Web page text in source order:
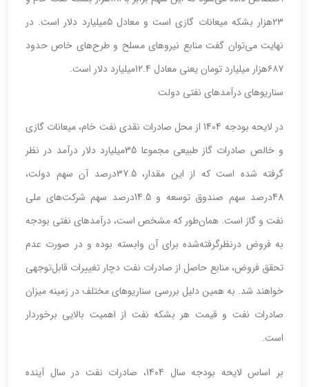
۲۳هزار بشکه میعانات گازی است و معادل ۵میلیارد دلار است. در
نهایت می‌توان گفت منابع نیروهای مسلح و طرح‌های خاص حدود
۶۸۷هزار میلیارد تومان یعنی معادل 12.4میلیارد دلار است.
سناریوهای درآمدهای نفتی دولت
در لایحه بودجه 1404 از محل صادرات نقدی نفت خام، میعانات گازی
و خالص صادرات گاز طبیعی مجموعا 35میلیارد دلار درآمد در نظر
گرفته شده است که از این مقدار، 37.5درصد آن سهم دولت،
48درصد سهم صندوق توسعه و 14.5درصد سهم شرکت‌های ملی
نفت و گاز است. همان‌طور که مشخص است، درآمدهای نفتی بودجه
به فروض در‌نظر‌گرفته‌شده برای آن وابسته بوده و در صورت عدم
تحقق فروض، منابع حاصل از صادرات نفت دچار تغییرات قابل‌توجهی
خواهند شد. به همین دلیل بررسی سناریوهای مختلف در زمینه میزان
صادرات نفت و قیمت هر بشکه نفت از اهمیت بالایی برخوردار
است.
بر اساس لایحه بودجه سال 1404، صادرات نفت در سال آینده